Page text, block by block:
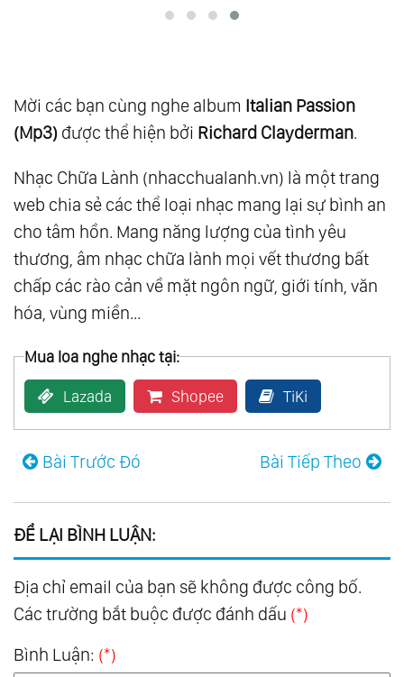
Give A Little Time To Your Love Vol.2
116.New
117.Sentimental Journey
119.The Piano Man Vol.2
120.Diamonds Melodies Vol.4
121.Forever My Way
122.From This Moment On
123.
Mon Amour
Piano
125.Som Livre Vol.1
126.
Som Livre Vol.2
127.Som Livre Vol.3
129. A Thousand Winds
130.Bon-Bons
131. Broadway Favorites
132.Colorful Favorites
133. Down Under Favorites
134.Exotic Favorites
135.Favorites For Young Lovers
Mời các bạn cùng nghe album Italian Passion
(Mp3) được thể hiện bởi Richard Clayderman.
Nhạc Chữa Lành (nhacchualanh.vn) là một trang
web chia sẻ các thể loại nhạc mang lại sự bình an
cho tâm hồn. Mang năng lượng của tình yêu
thương, âm nhạc chữa lành mọi vết thương bất
chấp các rào cản về mặt ngôn ngữ, giới tính, văn
hóa, vùng miền...
Mua loa nghe nhạc tại:
Lazada Shopee TiKi
Bài Trước Đó Bài Tiếp Theo
ĐỂ LẠI BÌNH LUẬN:
Địa chỉ email của bạn sẽ không được công bố.
Các trường bắt buộc được đánh dấu (*)
Bình Luận: (*)